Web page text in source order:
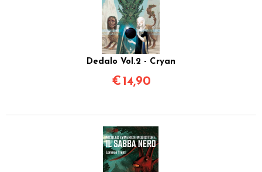
Dedalo Vol.2 - Cryan
€ 14,90